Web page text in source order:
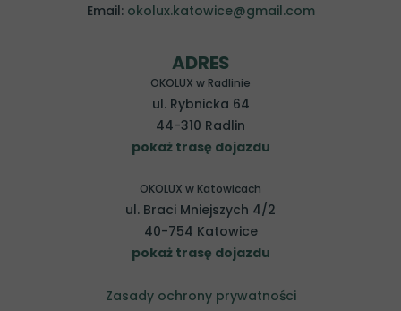
ADRES
OKOLUX w Radlinie
ul. Rybnicka 64
44-310 Radlin
pokaż trasę dojazdu
OKOLUX w Katowicach
ul. Braci Mniejszych 4/2
40-754 Katowice
pokaż trasę dojazdu
Zasady ochrony prywatności
Email: okolux.katowice@gmail.com